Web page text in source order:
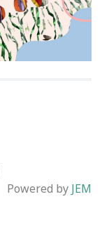
Powered by JEM